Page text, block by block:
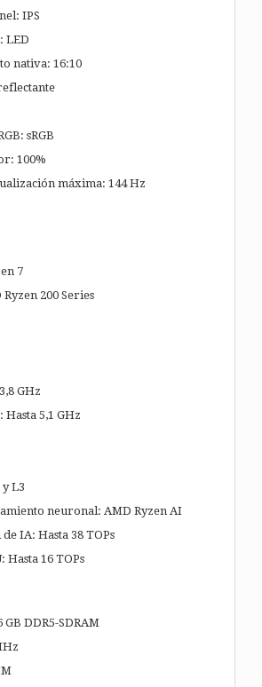
IPS
LED
nativa: 16:10
sRGB
100%
máxima: 144 Hz
7
200 Series
GHz
5,1 GHz
L3
neuronal: AMD Ryzen AI
IA: Hasta 38 TOPs
Hasta 16 TOPs
DDR5-SDRAM